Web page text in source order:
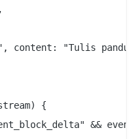
content: "Tulis
{
&&